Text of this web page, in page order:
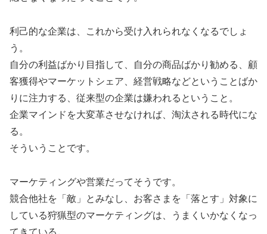
利己的な企業は、これから受け入れられなくなるでしょ
う。
自分の利益ばかり目指して、自分の商品ばかり勧める、顧
客獲得やマーケットシェア、経営戦略などということばか
りに注力する、従来型の企業は嫌われるということ。
企業マインドを大変革させなければ、淘汰される時代にな
る。
そういうことです。
マーケティングや営業だってそうです。
競合他社を「敵」とみなし、お客さまを「落とす」対象に
している狩猟型のマーケティングは、うまくいかなくなっ
てきている。